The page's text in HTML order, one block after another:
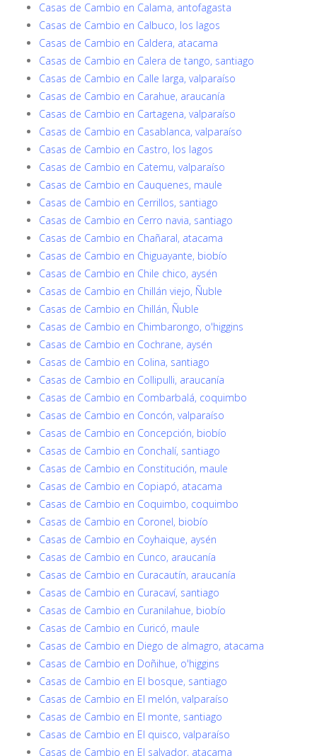
Casas de Cambio en Calama, antofagasta
Casas de Cambio en Calbuco, los lagos
Casas de Cambio en Caldera, atacama
Casas de Cambio en Calera de tango, santiago
Casas de Cambio en Calle larga, valparaíso
Casas de Cambio en Carahue, araucanía
Casas de Cambio en Cartagena, valparaíso
Casas de Cambio en Casablanca, valparaíso
Casas de Cambio en Castro, los lagos
Casas de Cambio en Catemu, valparaíso
Casas de Cambio en Cauquenes, maule
Casas de Cambio en Cerrillos, santiago
Casas de Cambio en Cerro navia, santiago
Casas de Cambio en Chañaral, atacama
Casas de Cambio en Chiguayante, biobío
Casas de Cambio en Chile chico, aysén
Casas de Cambio en Chillán viejo, Ñuble
Casas de Cambio en Chillán, Ñuble
Casas de Cambio en Chimbarongo, o'higgins
Casas de Cambio en Cochrane, aysén
Casas de Cambio en Colina, santiago
Casas de Cambio en Collipulli, araucanía
Casas de Cambio en Combarbalá, coquimbo
Casas de Cambio en Concón, valparaíso
Casas de Cambio en Concepción, biobío
Casas de Cambio en Conchalí, santiago
Casas de Cambio en Constitución, maule
Casas de Cambio en Copiapó, atacama
Casas de Cambio en Coquimbo, coquimbo
Casas de Cambio en Coronel, biobío
Casas de Cambio en Coyhaique, aysén
Casas de Cambio en Cunco, araucanía
Casas de Cambio en Curacautín, araucanía
Casas de Cambio en Curacaví, santiago
Casas de Cambio en Curanilahue, biobío
Casas de Cambio en Curicó, maule
Casas de Cambio en Diego de almagro, atacama
Casas de Cambio en Doñihue, o'higgins
Casas de Cambio en El bosque, santiago
Casas de Cambio en El melón, valparaíso
Casas de Cambio en El monte, santiago
Casas de Cambio en El quisco, valparaíso
Casas de Cambio en El salvador, atacama